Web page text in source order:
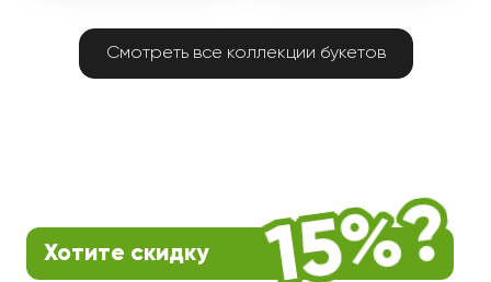
Смотреть все коллекции букетов
Хотите скидку